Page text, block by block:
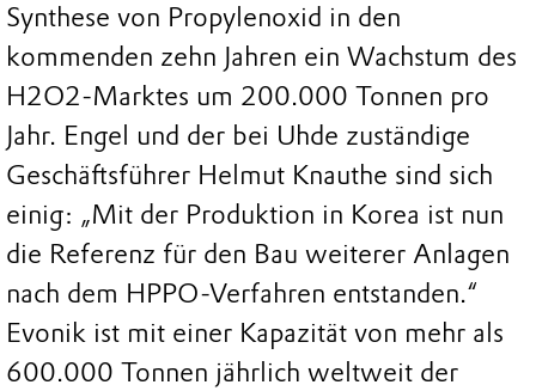
Synthese von Propylenoxid in den
kommenden zehn Jahren ein Wachstum des
H2O2-Marktes um 200.000 Tonnen pro
Jahr. Engel und der bei Uhde zuständige
Geschäftsführer Helmut Knauthe sind sich
einig: „Mit der Produktion in Korea ist nun
die Referenz für den Bau weiterer Anlagen
nach dem HPPO-Verfahren entstanden.“
Evonik ist mit einer Kapazität von mehr als
600.000 Tonnen jährlich weltweit der